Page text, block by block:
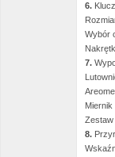
6.
Wybór
7.
8.